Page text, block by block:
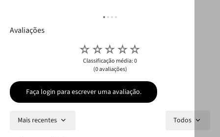
Avaliações
☆☆☆☆☆
Classificação média: 0
(0 avaliações)
Faça login para escrever uma avaliação.
Mais recentes Todos